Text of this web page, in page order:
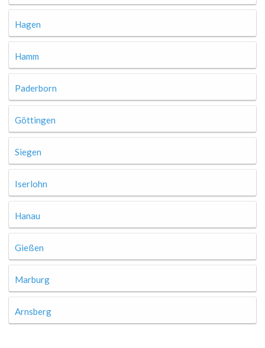
Hagen
Hamm
Paderborn
Göttingen
Siegen
Iserlohn
Hanau
Gießen
Marburg
Arnsberg